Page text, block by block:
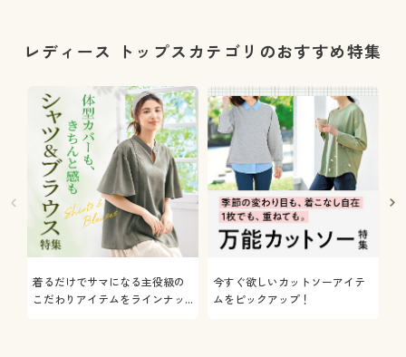
レディース トップスカテゴリのおすすめ特集
着るだけでサマになる主役級の
こだわりアイテムをラインナッ
今すぐ欲しいカットソーアイテ
ムをピックアップ！